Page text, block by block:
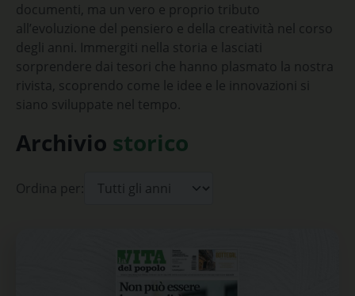
documenti, ma un vero e proprio tributo
all’evoluzione del pensiero e della creatività nel corso
degli anni. Immergiti nella storia e lasciati
sorprendere dai tesori che hanno plasmato la nostra
rivista, scoprendo come le idee e le innovazioni si
siano sviluppate nel tempo.
Archivio storico
Ordina per: